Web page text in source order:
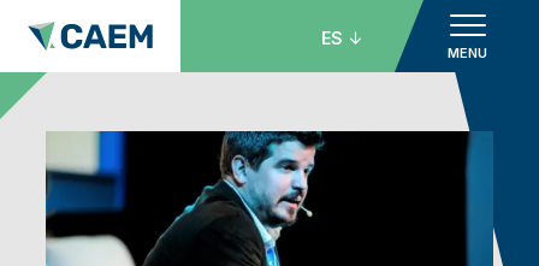
MENU
ES